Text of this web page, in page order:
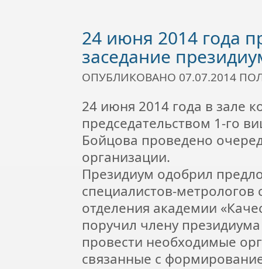
24 июня 2014 года
заседание
ОПУБЛИКОВАНО 07.07.2014
24 июня 2014 года в зале
председательством 1-го
Бойцова проведено
организации.
Президиум одобрил
специалистов-
отделения академии
поручил члену
провести необходимые
связанные с